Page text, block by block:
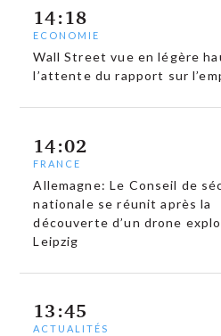
14:18
ECONOMIE
Wall Street vue en légère
l’attente du rapport sur
14:02
FRANCE
Allemagne: Le Conseil de
nationale se réunit après la
découverte d’un drone
Leipzig
13:45
ACTUALITÉS